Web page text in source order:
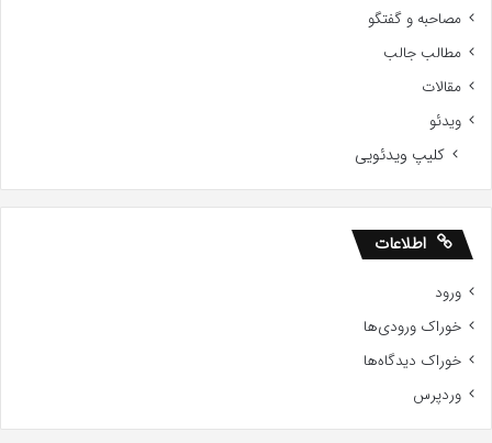
مصاحبه و گفتگو
مطالب جالب
مقالات
ویدئو
کلیپ ویدئویی
اطلاعات
ورود
خوراک ورودی‌ها
خوراک دیدگاه‌ها
وردپرس